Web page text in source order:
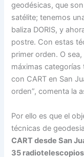
geodésicas, que
satélite; tenemos
baliza DORIS, y
postre. Con estas
primer orden. O
máximas categorías
con CART en San
orden”, comenta la
Por ello es que el
técnicas de
CART desde San
35